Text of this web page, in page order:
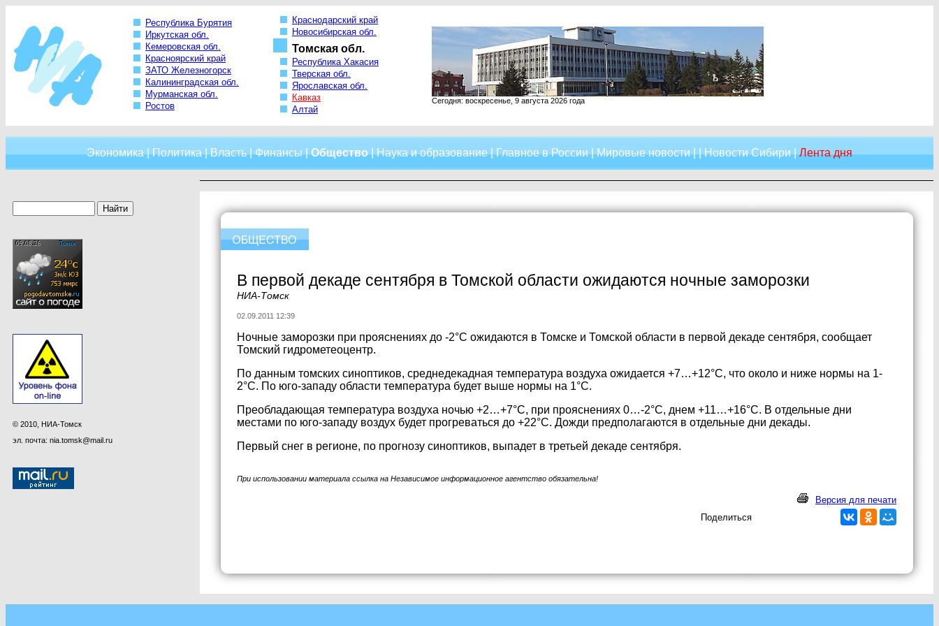
Республика Бурятия
Иркутская обл.
Кемеровская обл.
Красноярский край
ЗАТО Железногорск
Калининградская обл.
Мурманская обл.
Ростов
Краснодарский край
Новосибирская обл.
Томская обл.
Республика Хакасия
Тверская обл.
Ярославская обл.
Кавказ
Алтай
Сегодня: воскресенье, 9 августа 2026 года
Экономика|Политика|Власть|Финансы|Общество|Наука и образование|Главное в России|Мировые новости| |Новости Сибири|Лента дня
© 2010, НИА-Томск
эл. почта: nia.tomsk@mail.ru
В первой декаде сентября в Томской области ожидаются ночные заморозки
НИА-Томск
02.09.2011 12:39
Ночные заморозки при прояснениях до -2°С ожидаются в Томске и Томской области в первой декаде сентября, сообщает
Томский гидрометеоцентр.
По данным томских синоптиков, среднедекадная температура воздуха ожидается +7…+12°С, что около и ниже нормы на 1-
2°С. По юго-западу области температура будет выше нормы на 1°С.
Преобладающая температура воздуха ночью +2…+7°С, при прояснениях 0…-2°С, днем +11…+16°С. В отдельные дни
местами по юго-западу воздух будет прогреваться до +22°С. Дожди предполагаются в отдельные дни декады.
Первый снег в регионе, по прогнозу синоптиков, выпадет в третьей декаде сентября.
При использовании материала ссылка на Независимое информационное агентство обязательна!
Версия для печати
Поделиться